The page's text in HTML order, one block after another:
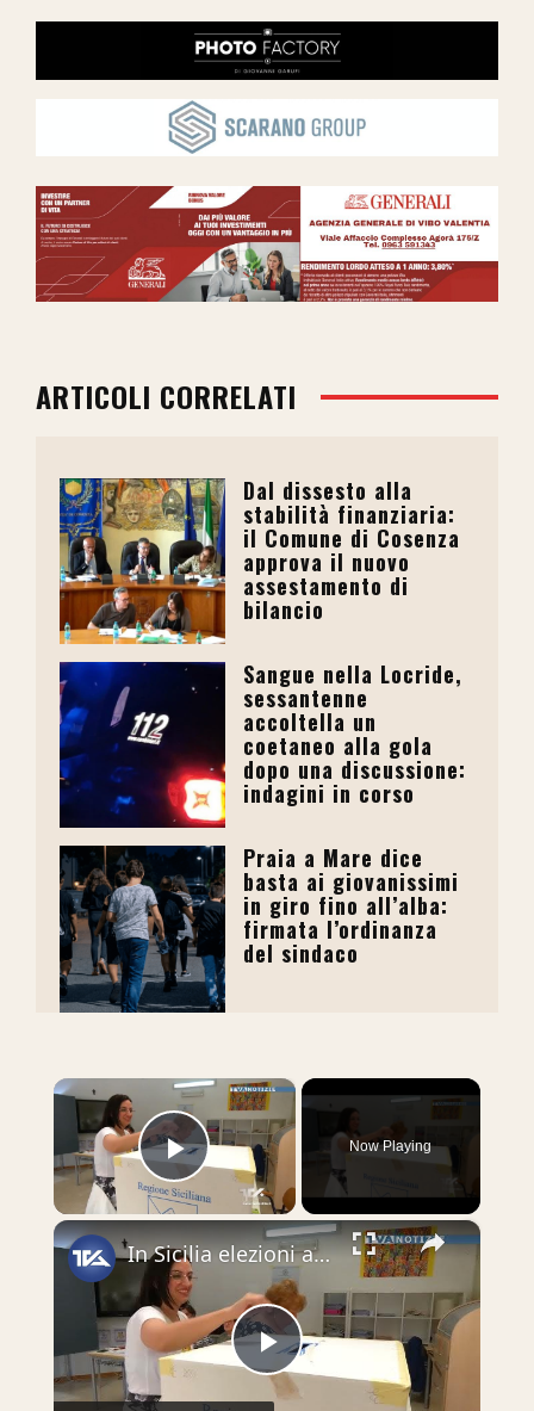
ARTICOLI CORRELATI
Dal dissesto alla
stabilità finanziaria:
il Comune di Cosenza
approva il nuovo
assestamento di
bilancio
Sangue nella Locride,
sessantenne
accoltella un
coetaneo alla gola
dopo una discussione:
indagini in corso
Praia a Mare dice
basta ai giovanissimi
in giro fino all’alba:
firmata l’ordinanza
del sindaco
×
Play Video
Now Playing
×
Play
In Sicilia elezioni amministrative il 24 e 25 maggio. Alle urne anche Bronte e Centuripe